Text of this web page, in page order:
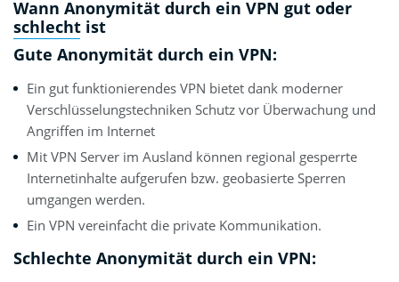
Wann Anonymität durch ein VPN gut oder
schlecht ist
Gute Anonymität durch ein VPN:
Ein gut funktionierendes VPN bietet dank moderner
Verschlüsselungstechniken Schutz vor Überwachung und
Angriffen im Internet
Mit VPN Server im Ausland können regional gesperrte
Internetinhalte aufgerufen bzw. geobasierte Sperren
umgangen werden.
Ein VPN vereinfacht die private Kommunikation.
Schlechte Anonymität durch ein VPN: